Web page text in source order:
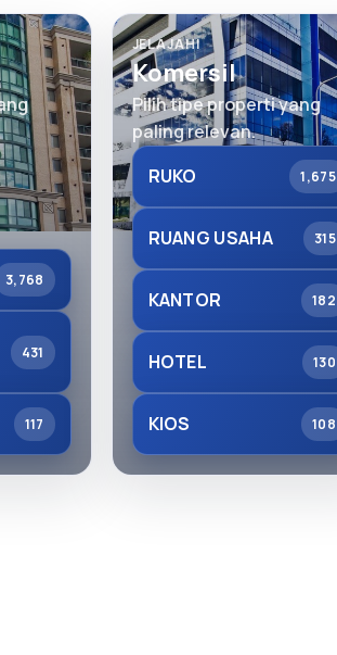
3,768
431
117
JELAJAHI
Komersil
Pilih tipe properti yang
paling relevan.
RUKO
1,675
RUANG USAHA 315
KANTOR 182
HOTEL 130
KIOS 108